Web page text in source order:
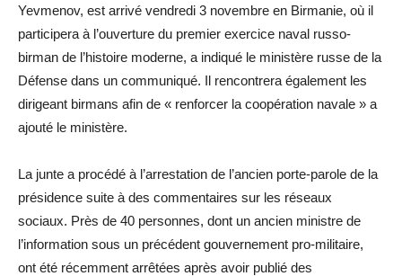
Yevmenov, est arrivé vendredi 3 novembre en Birmanie, où il
participera à l’ouverture du premier exercice naval russo-
birman de l’histoire moderne, a indiqué le ministère russe de la
Défense dans un communiqué. Il rencontrera également les
dirigeant birmans afin de « renforcer la coopération navale » a
ajouté le ministère.
La junte a procédé à l’arrestation de l’ancien porte-parole de la
présidence suite à des commentaires sur les réseaux
sociaux. Près de 40 personnes, dont un ancien ministre de
l’information sous un précédent gouvernement pro-militaire,
ont été récemment arrêtées après avoir publié des